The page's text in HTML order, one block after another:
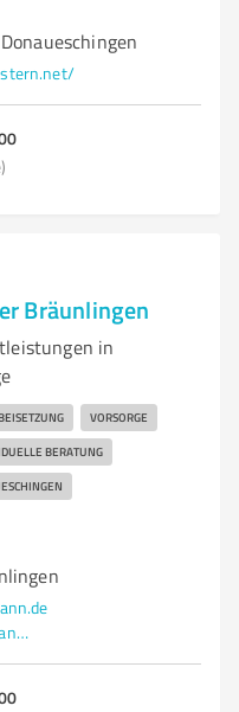
Bräunlingen
in
VORSORGE
BERATUNG
www.bestattungen-mueller-hartmann.de/